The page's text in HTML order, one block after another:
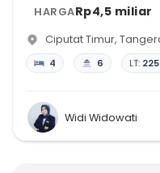
HARGARp4,5 miliar
Ciputat Timur,
4 6 LT:
Widi Widowati